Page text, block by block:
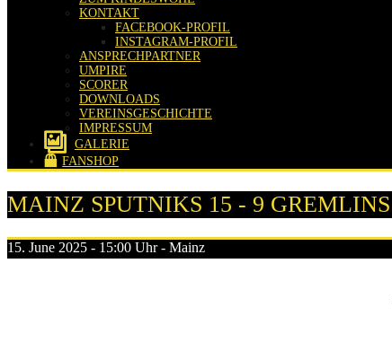
KONTAKT
FACEBOOK-PROFIL
INSTAGRAM-PROFIL
ANSPRECHPARTNER
UMPIRE
SCORER
DOWNLOADS
VEREINSGESCHICHTE
IMPRESSUM
GALERIE
FANSHOP
MAINZ SPUTNIKS 15 - 9 GREMLINS
15. June 2025 - 15:00 Uhr - Mainz